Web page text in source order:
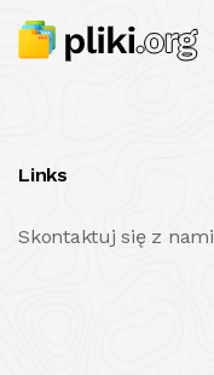
Links
Skontaktuj się z nami